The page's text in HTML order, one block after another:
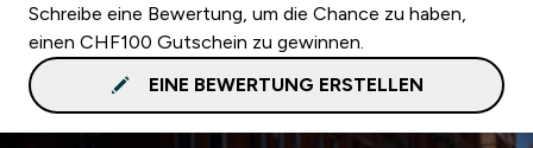
Schreibe eine Bewertung, um die Chance zu haben,
einen CHF100 Gutschein zu gewinnen.
EINE BEWERTUNG ERSTELLEN